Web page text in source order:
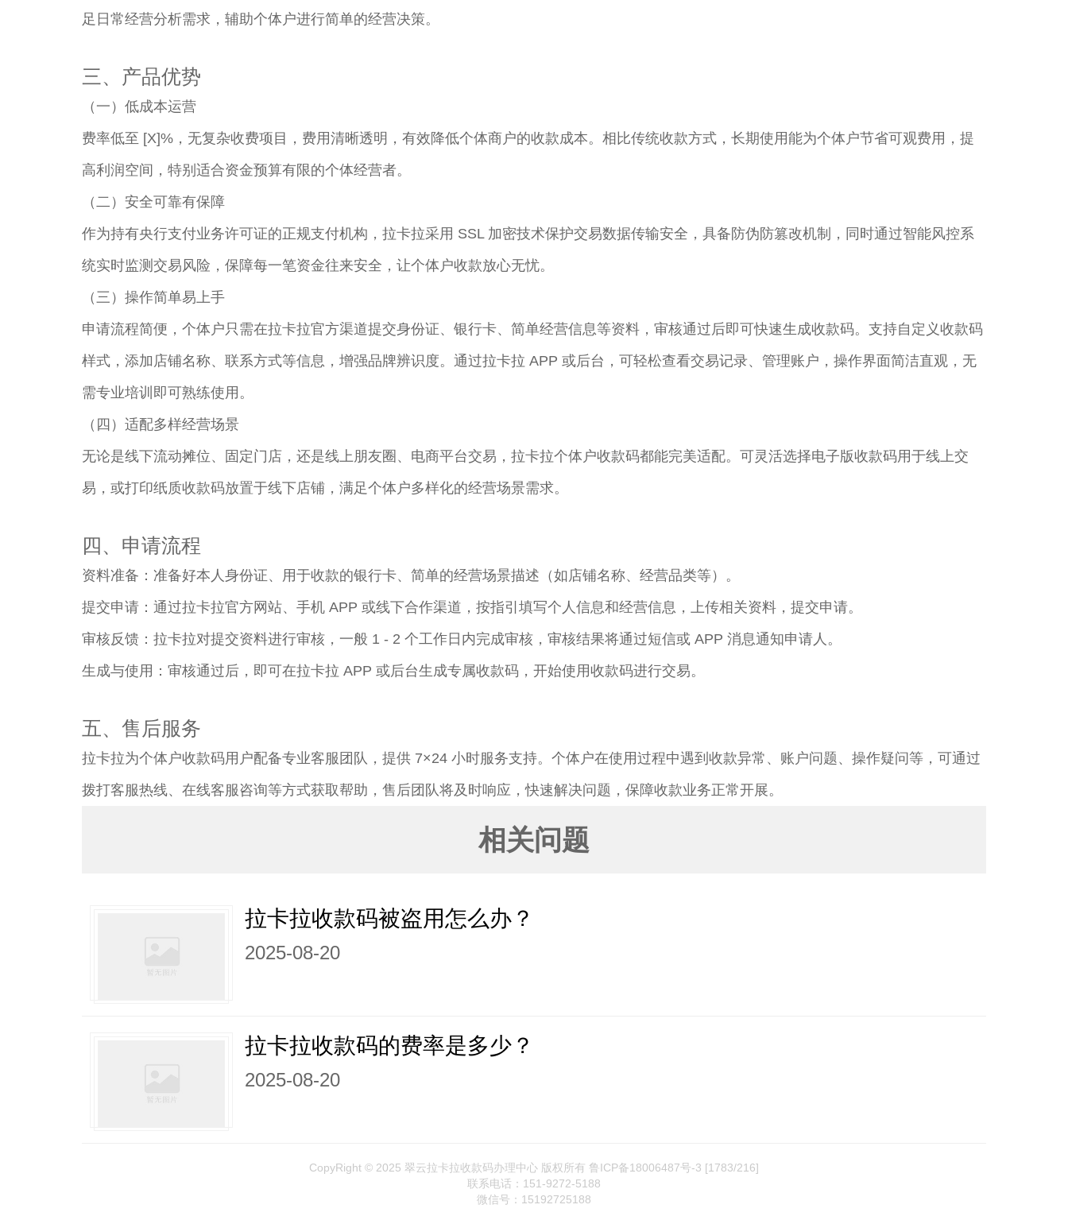
足日常经营分析需求，辅助个体户进行简单的经营决策。​
三、产品优势​
（一）低成本运营​
费率低至 [X]%，无复杂收费项目，费用清晰透明，有效降低个体商户的收款成本。相比传统收款方式，长期使用能为个体户节省可观费用，提
高利润空间，特别适合资金预算有限的个体经营者。​
（二）安全可靠有保障​
作为持有央行支付业务许可证的正规支付机构，拉卡拉采用 SSL 加密技术保护交易数据传输安全，具备防伪防篡改机制，同时通过智能风控系
统实时监测交易风险，保障每一笔资金往来安全，让个体户收款放心无忧。​
（三）操作简单易上手​
申请流程简便，个体户只需在拉卡拉官方渠道提交身份证、银行卡、简单经营信息等资料，审核通过后即可快速生成收款码。支持自定义收款码
样式，添加店铺名称、联系方式等信息，增强品牌辨识度。通过拉卡拉 APP 或后台，可轻松查看交易记录、管理账户，操作界面简洁直观，无
需专业培训即可熟练使用。​
（四）适配多样经营场景​
无论是线下流动摊位、固定门店，还是线上朋友圈、电商平台交易，拉卡拉个体户收款码都能完美适配。可灵活选择电子版收款码用于线上交
易，或打印纸质收款码放置于线下店铺，满足个体户多样化的经营场景需求。​
四、申请流程​
资料准备：准备好本人身份证、用于收款的银行卡、简单的经营场景描述（如店铺名称、经营品类等）。​
提交申请：通过拉卡拉官方网站、手机 APP 或线下合作渠道，按指引填写个人信息和经营信息，上传相关资料，提交申请。​
审核反馈：拉卡拉对提交资料进行审核，一般 1 - 2 个工作日内完成审核，审核结果将通过短信或 APP 消息通知申请人。​
生成与使用：审核通过后，即可在拉卡拉 APP 或后台生成专属收款码，开始使用收款码进行交易。​
五、售后服务​
拉卡拉为个体户收款码用户配备专业客服团队，提供 7×24 小时服务支持。个体户在使用过程中遇到收款异常、账户问题、操作疑问等，可通过
拨打客服热线、在线客服咨询等方式获取帮助，售后团队将及时响应，快速解决问题，保障收款业务正常开展。
相关问题
拉卡拉收款码被盗用怎么办？
2025-08-20
拉卡拉收款码的费率是多少？
2025-08-20
CopyRight © 2025 翠云拉卡拉收款码办理中心 版权所有 鲁ICP备18006487号-3 [1783/216]
联系电话：151-9272-5188
微信号：15192725188